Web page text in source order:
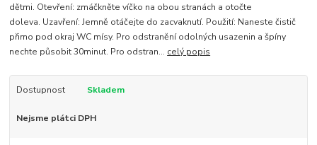
dětmi. Otevření: zmáčkněte víčko na obou stranách a otočte
doleva. Uzavření: Jemně otáčejte do zacvaknutí. Použití: Naneste čistič
přimo pod okraj WC mísy. Pro odstranění odolných usazenin a špíny
nechte působit 30minut. Pro odstran... celý popis
Dostupnost Skladem
Nejsme plátci DPH